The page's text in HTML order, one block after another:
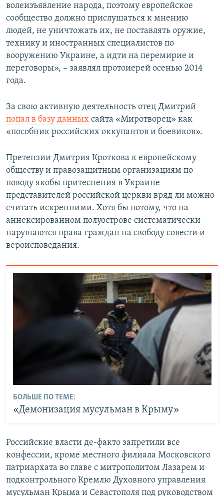
волеизъявление народа, поэтому европейское
сообщество должно прислушаться к мнению
людей, не уничтожать их, не поставлять оружие,
технику и иностранных специалистов по
вооружению Украине, а идти на перемирие и
переговоры», – заявлял протоиерей осенью 2014
года.
За свою активную деятельность отец Дмитрий
попал в базу данных сайта «Миротворец» как
«пособник российских оккупантов и боевиков».
Претензии Дмитрия Кроткова к европейскому
обществу и правозащитным организациям по
поводу якобы притеснения в Украине
представителей российской церкви вряд ли можно
считать искренними. Хотя бы потому, что на
аннексированном полуострове систематически
нарушаются права граждан на свободу совести и
вероисповедания.
БОЛЬШЕ ПО ТЕМЕ:
«Демонизация мусульман в Крыму»
Российские власти де-факто запретили все
конфессии, кроме местного филиала Московского
патриархата во главе с митрополитом Лазарем и
подконтрольного Кремлю Духовного управления
мусульман Крыма и Севастополя под руководством